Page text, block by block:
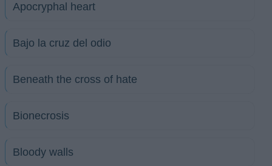
Apocryphal heart
Bajo la cruz del odio
Beneath the cross of hate
Bionecrosis
Bloody walls